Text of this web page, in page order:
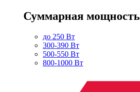
Суммарная мощность
до 250 Вт
300-390 Вт
500-550 Вт
800-1000 Вт